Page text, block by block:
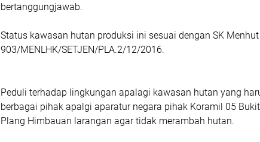
bertanggungjawab.
Status kawasan hutan produksi ini sesuai dengan SK
903/MENLHK/SETJEN/PLA.2/12/2016.
Peduli terhadap lingkungan apalagi kawasan hutan yang
berbagai pihak apalgi aparatur negara pihak Koramil 05
Plang Himbauan larangan agar tidak merambah hutan.